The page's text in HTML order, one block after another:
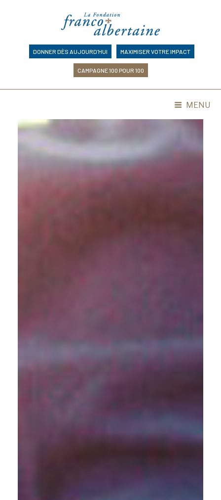
DONNER DÈS AUJOURD'HUI MAXIMISER VOTRE IMPACT
CAMPAGNE 100 POUR 100
MENU